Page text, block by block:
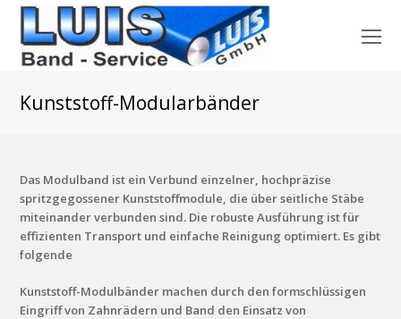
Kunststoff-Modularbänder
Das Modulband ist ein Verbund einzelner, hochpräzise
spritzgegossener Kunststoffmodule, die über seitliche Stäbe
miteinander verbunden sind. Die robuste Ausführung ist für
effizienten Transport und einfache Reinigung optimiert. Es gibt
folgende
Kunststoff-Modulbänder machen durch den formschlüssigen
Eingriff von Zahnrädern und Band den Einsatz von